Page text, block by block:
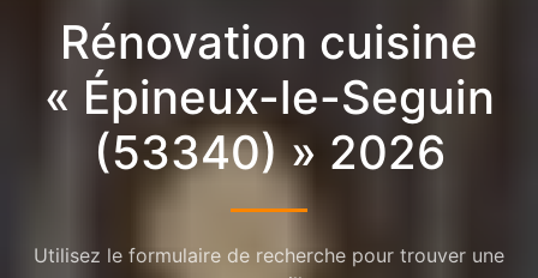
Rénovation cuisine
« Épineux-le-Seguin
(53340) » 2026
Utilisez le formulaire de recherche pour trouver une